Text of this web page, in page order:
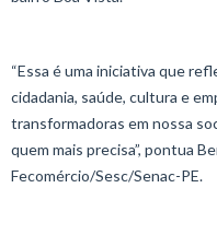
“Essa é uma iniciativa que
cidadania, saúde, cultura e
transformadoras em nossa
quem mais precisa”, pontua
Fecomércio/Sesc/Senac-PE.